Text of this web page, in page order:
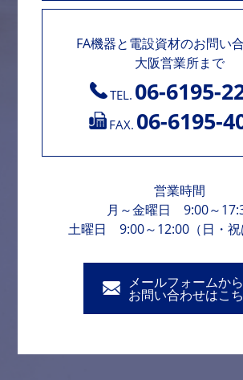
FA機器と電設資材のお問い
大阪営業所まで
TEL. 06-6195-
FAX. 06-6195-
営業時間
月～金曜日 9:00～
土曜日 9:00～12:00（日・祝
メールフォームか
お問い合わせはこ